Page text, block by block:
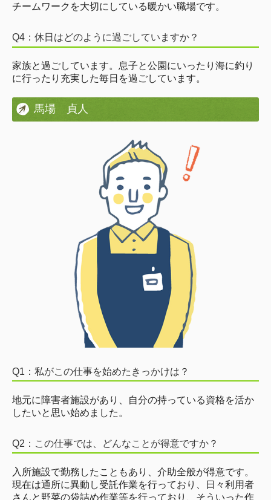
チームワークを大切にしている暖かい職場です。
Q4：休日はどのように過ごしていますか？
家族と過ごしています。息子と公園にいったり海に釣り
に行ったり充実した毎日を過ごしています。
馬場 貞人
Q1：私がこの仕事を始めたきっかけは？
地元に障害者施設があり、自分の持っている資格を活か
したいと思い始めました。
Q2：この仕事では、どんなことが得意ですか？
入所施設で勤務したこともあり、介助全般が得意です。
現在は通所に異動し受託作業を行っており、日々利用者
さんと野菜の袋詰め作業等を行っており、そういった作